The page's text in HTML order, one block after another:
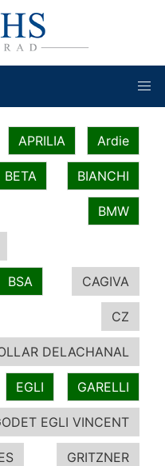
APRILIA Ardie
BETA BIANCHI
BMW
BSA CAGIVA
CZ
DELACHANAL
EGLI GARELLI
EGLI VINCENT
GRITZNER